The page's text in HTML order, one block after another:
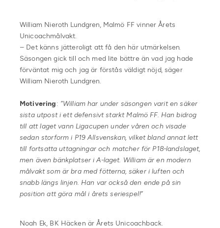
William Nieroth Lundgren, Malmö FF vinner Årets
Unicoachmålvakt.
– Det känns jätteroligt att få den här utmärkelsen.
Säsongen gick till och med lite bättre än vad jag hade
förväntat mig och jag är förstås väldigt nöjd, säger
William Nieroth Lundgren.
Motivering: ”William har under säsongen varit en säker
sista utpost i ett defensivt starkt Malmö FF. Han bidrog
till att laget vann Ligacupen under våren och visade
sedan storform i P19 Allsvenskan, vilket bland annat lett
till fortsatta uttagningar och matcher för P18-landslaget,
men även bänkplatser i A-laget. William är en modern
målvakt som är bra med fötterna, säker i luften och
snabb längs linjen. Han var också den ende på sin
position att göra mål i årets seriespel!”
Noah Ek, BK Häcken är Årets Unicoachback.